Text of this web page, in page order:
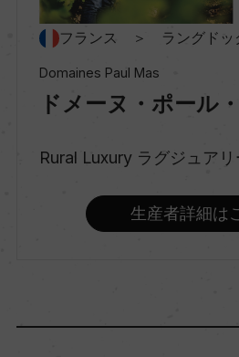
スティルワイン
味わい
フランス ＞ ラングドッ
Domaines Paul Mas
ドメーヌ・ポール
Rural Luxury ラグジュアリ
生産者詳細は